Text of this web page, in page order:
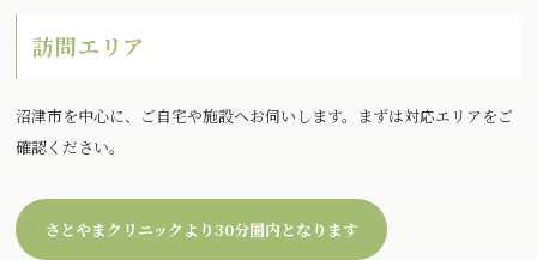
訪問エリア
沼津市を中心に、ご自宅や施設へお伺いします。まずは対応エリアをご
確認ください。
さとやまクリニックより30分圏内となります